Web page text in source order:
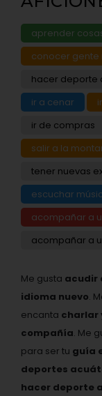
aprender
conocer gente
hacer deporte
ir a cenar
ir de compras
salir a la
tener nuevas
escuchar
acompañar a
acompañar a
Me gusta acudir
idioma nuevo.
encanta charlar
compañía. Me
para ser tu guía
deportes
hacer deporte